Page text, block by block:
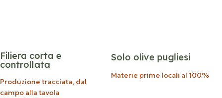
Filiera corta e
controllata
Produzione tracciata, dal
campo alla tavola
Solo olive pugliesi
Materie prime locali al 100%